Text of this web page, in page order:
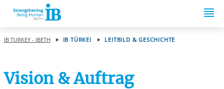
Springe zum Inhalt
IB TURKEY - IBETH IB TÜRKEI LEITBILD & GESCHICHTE
Vision & Auftrag